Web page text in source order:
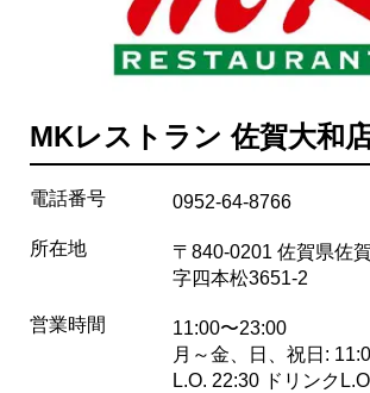
MKレストラン 佐賀大和
電話番号 0952-64-8766
所在地
〒840-0201 佐賀県佐
字四本松3651-2
営業時間
11:00〜23:00
月～金、日、祝日:
L.O. 22:30 ドリンク